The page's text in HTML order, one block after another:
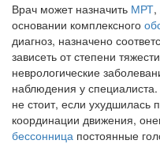
Врач может назначить МРТ
основании комплексного
диагноз, назначено
зависеть от степени
неврологические
наблюдения у специалиста.
не стоит, если
координации движения,
бессонница постоянные